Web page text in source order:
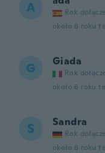
A Rok
około 6 roku
G Giada
Rok
około 6 roku
S Sandra
Rok
około 6 roku